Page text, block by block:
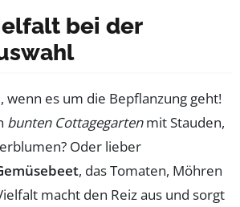
bei der
wenn es um die Bepflanzung geht!
bunten Cottagegartenmit Stauden,
Oder lieber
, das Tomaten, Möhren
macht den Reiz aus und sorgt